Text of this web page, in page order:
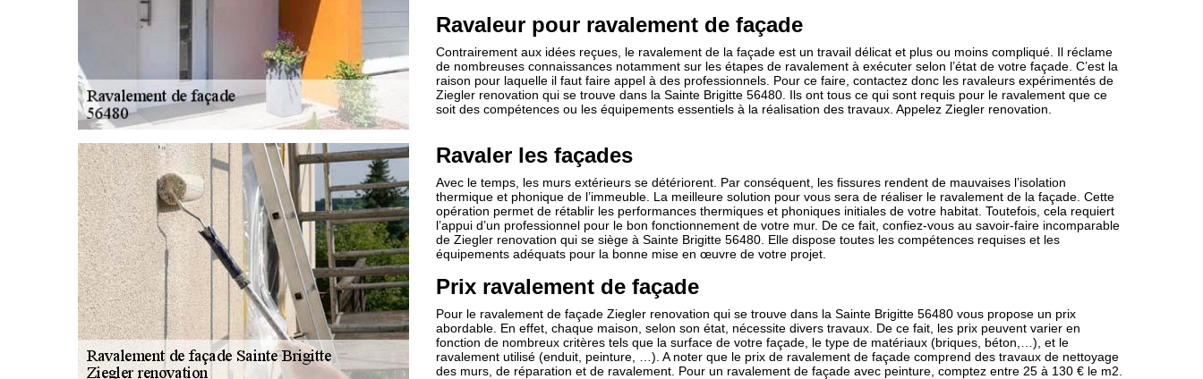
Ravaleur pour ravalement de façade
Contrairement aux idées reçues, le ravalement de la façade est un travail délicat et plus ou moins compliqué. Il réclame
de nombreuses connaissances notamment sur les étapes de ravalement à exécuter selon l’état de votre façade. C’est la
raison pour laquelle il faut faire appel à des professionnels. Pour ce faire, contactez donc les ravaleurs expérimentés de
Ziegler renovation qui se trouve dans la Sainte Brigitte 56480. Ils ont tous ce qui sont requis pour le ravalement que ce
soit des compétences ou les équipements essentiels à la réalisation des travaux. Appelez Ziegler renovation.
Ravaler les façades
Avec le temps, les murs extérieurs se détériorent. Par conséquent, les fissures rendent de mauvaises l’isolation
thermique et phonique de l’immeuble. La meilleure solution pour vous sera de réaliser le ravalement de la façade. Cette
opération permet de rétablir les performances thermiques et phoniques initiales de votre habitat. Toutefois, cela requiert
l’appui d’un professionnel pour le bon fonctionnement de votre mur. De ce fait, confiez-vous au savoir-faire incomparable
de Ziegler renovation qui se siège à Sainte Brigitte 56480. Elle dispose toutes les compétences requises et les
équipements adéquats pour la bonne mise en œuvre de votre projet.
Prix ravalement de façade
Pour le ravalement de façade Ziegler renovation qui se trouve dans la Sainte Brigitte 56480 vous propose un prix
abordable. En effet, chaque maison, selon son état, nécessite divers travaux. De ce fait, les prix peuvent varier en
fonction de nombreux critères tels que la surface de votre façade, le type de matériaux (briques, béton,…), et le
ravalement utilisé (enduit, peinture, …). A noter que le prix de ravalement de façade comprend des travaux de nettoyage
des murs, de réparation et de ravalement. Pour un ravalement de façade avec peinture, comptez entre 25 à 130 € le m2.